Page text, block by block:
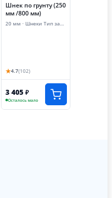
Шнек по грунту (250
мм /800 мм)
20 мм · Шнеки Тип запчасти
★4.7(102)
3 405 ₽
Осталось мало